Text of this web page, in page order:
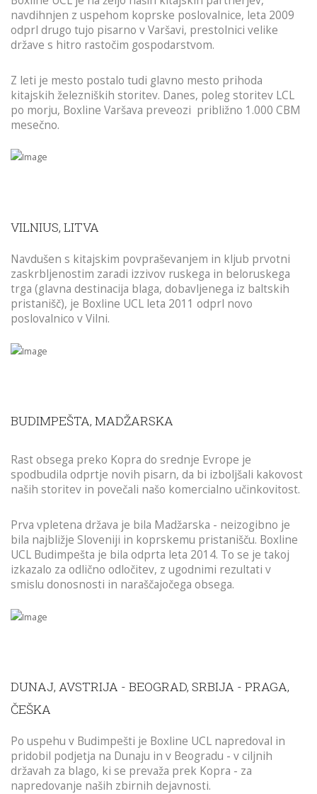
navdihnjen z uspehom koprske poslovalnice, leta 2009
odprl drugo tujo pisarno v Varšavi, prestolnici velike
države s hitro rastočim gospodarstvom.
Z leti je mesto postalo tudi glavno mesto prihoda
kitajskih železniških storitev. Danes, poleg storitev LCL
po morju, Boxline Varšava preveozi približno 1.000 CBM
mesečno.
VILNIUS, LITVA
Navdušen s kitajskim povpraševanjem in kljub prvotni
zaskrbljenostim zaradi izzivov ruskega in beloruskega
trga (glavna destinacija blaga, dobavljenega iz baltskih
pristanišč), je Boxline UCL leta 2011 odprl novo
poslovalnico v Vilni.
BUDIMPEŠTA, MADŽARSKA
Rast obsega preko Kopra do srednje Evrope je
spodbudila odprtje novih pisarn, da bi izboljšali kakovost
naših storitev in povečali našo komercialno učinkovitost.
Prva vpletena država je bila Madžarska - neizogibno je
bila najbližje Sloveniji in koprskemu pristanišču. Boxline
UCL Budimpešta je bila odprta leta 2014. To se je takoj
izkazalo za odlično odločitev, z ugodnimi rezultati v
smislu donosnosti in naraščajočega obsega.
DUNAJ, AVSTRIJA - BEOGRAD, SRBIJA - PRAGA,
ČEŠKA
Po uspehu v Budimpešti je Boxline UCL napredoval in
pridobil podjetja na Dunaju in v Beogradu - v ciljnih
državah za blago, ki se prevaža prek Kopra - za
napredovanje naših zbirnih dejavnosti.